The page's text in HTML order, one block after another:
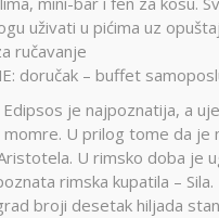
uživati u pićima uz
ručavanje
doručak – buffet
je najpoznatija, a
U prilog tome da je
U rimsko doba je
rimska kupatila –
broji desetak hiljada